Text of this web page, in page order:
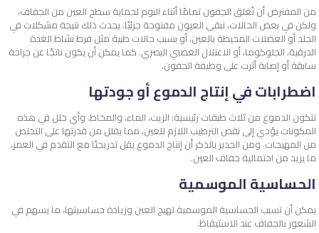
من المفترض أن تُغلق الجفون تمامًا أثناء النوم لحماية سطح العين من الجفاف،
ولكن في بعض الحالات، تبقى العيون مفتوحة جزئيًا. يحدث ذلك نتيجة مشكلات في
الجلد أو العضلات المحيطة بالعين، أو بسبب حالات طبية مثل فرط نشاط الغدة
الدرقية، الجلوكوما، أو الاعتلال العصبي البصري. كما يمكن أن يكون ناتجًا عن جراحة
سابقة أو إصابة أثرت على وظيفة الجفون.
اضطرابات في إنتاج الدموع أو جودتها
تتكون الدموع من ثلاث طبقات رئيسية: الزيت، الماء، والمخاط. وأي خلل في هذه
المكونات يؤدي إلى نقص الترطيب اللازم للعين، مما يقلل من قدرتها على التخلص
من المهيجات. ومن الجدير بالذكر أن إنتاج الدموع يقل تدريجيًا مع التقدم في العمر،
ما يزيد من احتمالية جفاف العين.
الحساسية الموسمية
يمكن أن تسبب الحساسية الموسمية تهيج العين وزيادة حساسيتها، ما يسهم في
الشعور بالجفاف عند الاستيقاظ.